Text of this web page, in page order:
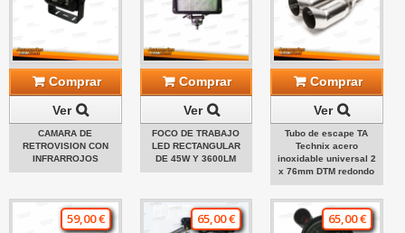
Comprar
Ver
CAMARA DE
RETROVISION CON
INFRARROJOS
Comprar
Ver
FOCO DE TRABAJO
LED RECTANGULAR
DE 45W Y 3600LM
Comprar
Ver
Tubo de escape TA
Technix acero
inoxidable universal 2
x 76mm DTM redondo
59,00 € 65,00 € 65,00 €